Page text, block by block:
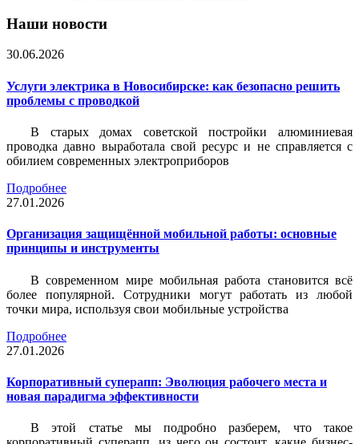
Наши новости
30.06.2026
Услуги электрика в Новосибирске: как безопасно решить
проблемы с проводкой
В старых домах советской постройки алюминиевая
проводка давно выработала свой ресурс и не справляется с
обилием современных электроприборов
Подробнее
27.01.2026
Организация защищённой мобильной работы: основные
принципы и инструменты
В современном мире мобильная работа становится всё
более популярной. Сотрудники могут работать из любой
точки мира, используя свои мобильные устройства
Подробнее
27.01.2026
Корпоративный суперапп: Эволюция рабочего места и
новая парадигма эффективности
В этой статье мы подробно разберем, что такое